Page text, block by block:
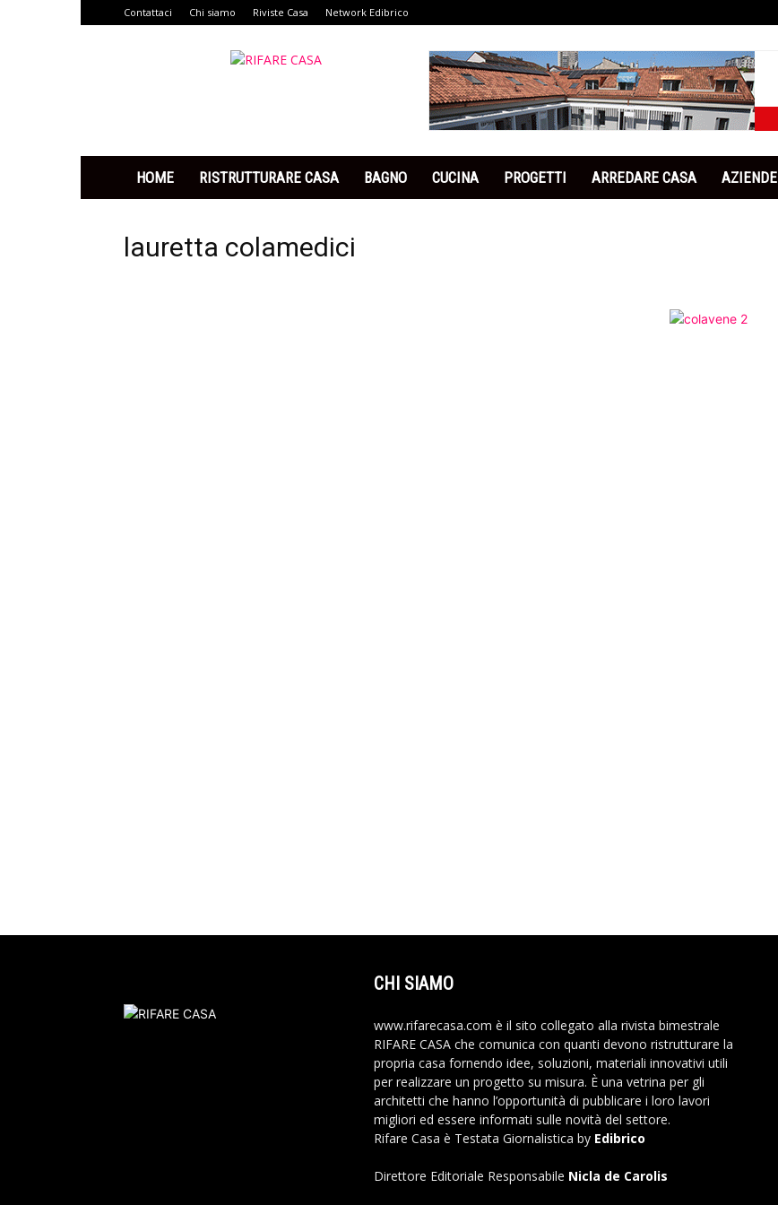
Contattaci Chi siamo Riviste Casa Network Edibrico
HOME RISTRUTTURARE CASA BAGNO CUCINA PROGETTI ARREDARE CASA AZIENDE
lauretta colamedici
CHI SIAMO
www.rifarecasa.com è il sito collegato alla rivista bimestrale
RIFARE CASA che comunica con quanti devono ristrutturare la
propria casa fornendo idee, soluzioni, materiali innovativi utili
per realizzare un progetto su misura. È una vetrina per gli
architetti che hanno l’opportunità di pubblicare i loro lavori
migliori ed essere informati sulle novità del settore.
Rifare Casa è Testata Giornalistica by Edibrico
Direttore Editoriale Responsabile Nicla de Carolis